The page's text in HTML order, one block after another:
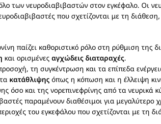
των νευροδιαβιβαστών στον εγκέφαλο. Οι
που σχετίζονται με τη
παίζει καθοριστικό ρόλο στη ρύθμιση της
και ορισμένες αγχώδεις διαταραχές.
τη συγκέντρωση και τα επίπεδα
κατάθλιψης όπως η κόπωση και η έλλειψη
όσο και της νορεπινεφρίνης από τα νευρικά
παραμένουν διαθέσιμοι για μεγαλύτερο
του εγκεφάλου που σχετίζονται με τη